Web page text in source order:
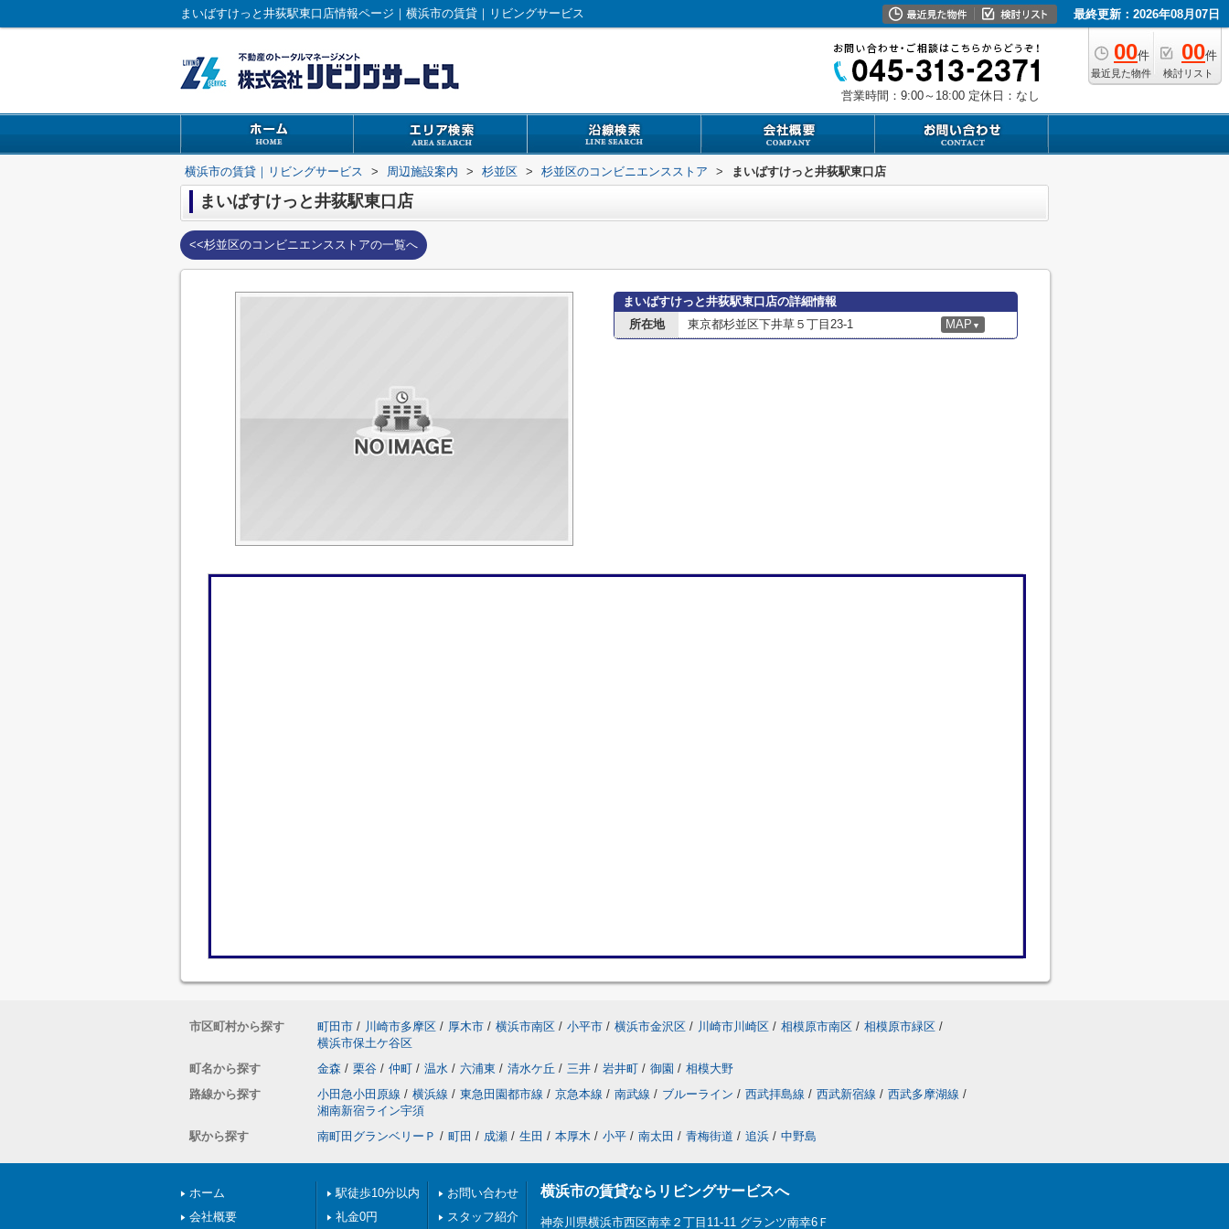
まいばすけっと井荻駅東口店情報ページ｜横浜市の賃貸｜リビングサービス 最終更新：2026年08月07日
00件
最近見た物件
00件
検討リスト
営業時間：9:00～18:00 定休日：なし
横浜市の賃貸｜リビングサービス > 周辺施設案内 > 杉並区 > 杉並区のコンビニエンスストア > まいばすけっと井荻駅東口店
まいばすけっと井荻駅東口店
<<杉並区のコンビニエンスストアの一覧へ
まいばすけっと井荻駅東口店の詳細情報
所在地
東京都杉並区下井草５丁目23-1 MAP ▼
市区町村から探す 町田市 / 川崎市多摩区 / 厚木市 / 横浜市南区 / 小平市 / 横浜市金沢区 / 川崎市川崎区 / 相模原市南区 / 相模原市緑区 /
横浜市保土ケ谷区
町名から探す
金森 / 栗谷 / 仲町 / 温水 / 六浦東 / 清水ケ丘 / 三井 / 岩井町 / 御園 / 相模大野
路線から探す
小田急小田原線 / 横浜線 / 東急田園都市線 / 京急本線 / 南武線 / ブルーライン / 西武拝島線 / 西武新宿線 / 西武多摩湖線 /
湘南新宿ライン宇須
駅から探す
南町田グランベリーＰ / 町田 / 成瀬 / 生田 / 本厚木 / 小平 / 南太田 / 青梅街道 / 追浜 / 中野島
ホーム
会社概要
駅徒歩10分以内
礼金0円
お問い合わせ
スタッフ紹介
横浜市の賃貸ならリビングサービスへ
神奈川県横浜市西区南幸２丁目11-11 グランツ南幸6Ｆ